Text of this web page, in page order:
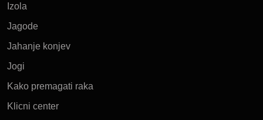
Izola
Jagode
Jahanje konjev
Jogi
Kako premagati raka
Klicni center